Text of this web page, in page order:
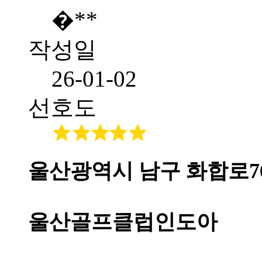
�**
작성일
26-01-02
선호도
울산광역시 남구 화합로
울산골프클럽인도아